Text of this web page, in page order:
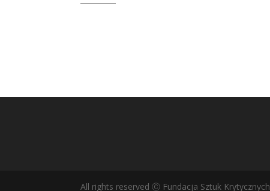
All rights reserved Ⓒ Fundacja Sztuk Krytycznych